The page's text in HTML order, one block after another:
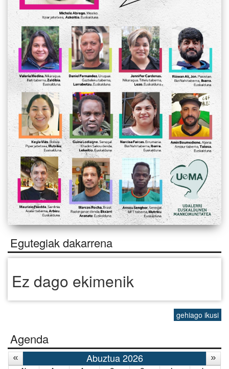
Egutegiak dakarrena
Ez dago ekimenik
gehiago ikusi
Agenda
Abuztua 2026